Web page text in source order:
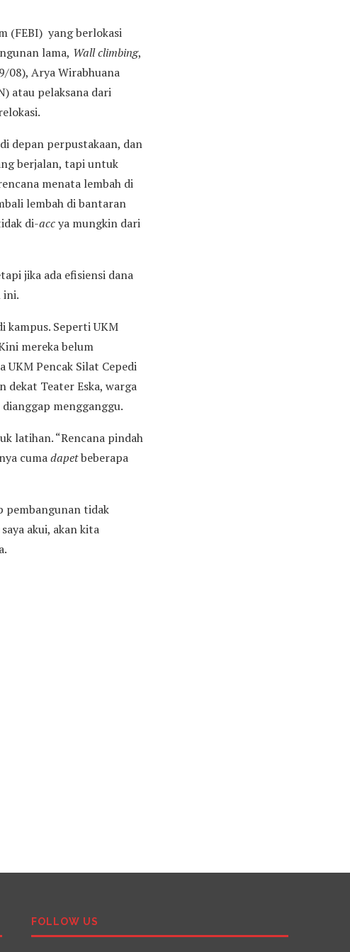
(FEBI) yang berlokasi
lama, Wall climbing,
08), Arya Wirabhuana
atau pelaksana dari
depan perpustakaan, dan
berjalan, tapi untuk
menata lembah di
lembah di bantaran
di-accya mungkin dari
jika ada efisiensi dana
ini.
kampus. Seperti UKM
mereka belum
Pencak Silat Cepedi
dekat Teater Eska, warga
mengganggu.
latihan. “Rencana pindah
cumadapetbeberapa
pembangunan tidak
akui, akan kita
FOLLOW US